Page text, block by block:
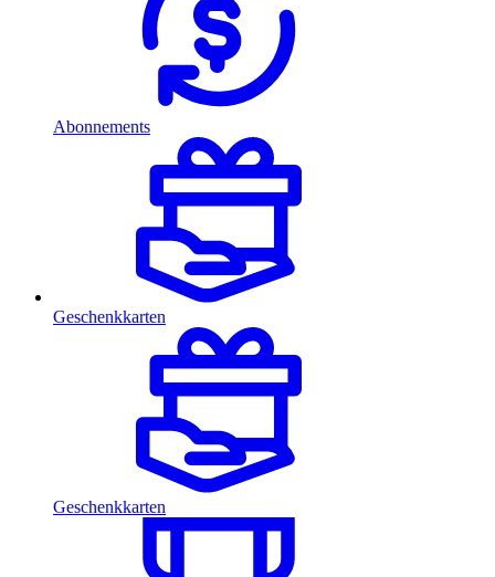
Abonnements
Geschenkkarten
Geschenkkarten